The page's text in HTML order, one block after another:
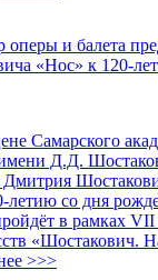
оперы и балета
«Нос» к 120-
Самарского
Д.Д.
Дмитрия
летию со дня
в рамках
«Шостакович.
>>>